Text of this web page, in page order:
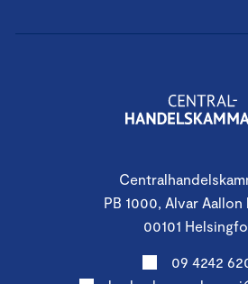
PB 1000, Alvar Aallon
00101
09 4242